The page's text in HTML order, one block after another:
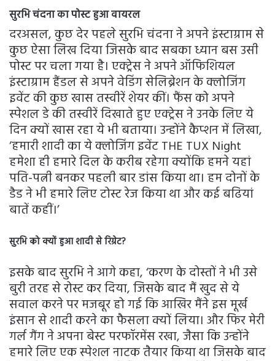
सुरभि चंदना का पोस्ट हुआ वायरल
दरअसल, कुछ देर पहले सुरभि चंदना ने अपने इंस्टाग्राम से
कुछ ऐसा लिख दिया जिसके बाद सबका ध्यान बस उसी
पोस्ट पर चला गया है। एक्ट्रेस ने अपने ऑफिशियल
इंस्टाग्राम हैंडल से अपने वेडिंग सेलिब्रेशन के क्लोजिंग
इवेंट की कुछ खास तस्वीरें शेयर कीं। फैंस को अपने
स्पेशल डे की तस्वीरें दिखाते हुए एक्ट्रेस ने उनके लिए ये
दिन क्यों खास रहा ये भी बताया। उन्होंने कैप्शन में लिखा,
‘हमारी शादी का ये क्लोजिंग इवेंट THE TUX Night
हमेशा ही हमारे दिल के करीब रहेगा क्योंकि हमने यहां
पति-पत्नी बनकर पहली बार डांस किया था। हम दोनों के
डैड ने भी हमारे लिए टोस्ट रेज किया था और कई बढियां
बातें कहीं।’
सुरभि को क्यों हुआ शादी से रिग्रेट?
इसके बाद सुरभि ने आगे कहा, ‘करण के दोस्तों ने भी उसे
बुरी तरह से रोस्ट कर दिया, जिसके बाद मैं खुद से ये
सवाल करने पर मजबूर हो गई कि आखिर मैंने इस मूर्ख
इंसान से शादी करने का फैसला क्यों लिया। और फिर मेरी
गर्ल गैंग ने अपना बेस्ट परफॉरमेंस रखा, जैसा कि उन्होंने
हमारे लिए एक स्पेशल नाटक तैयार किया था जिसके बाद